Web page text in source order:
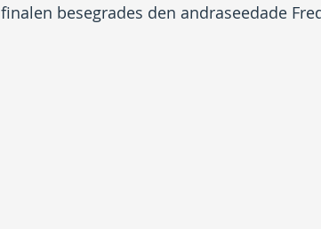
finalen besegrades den andraseedade